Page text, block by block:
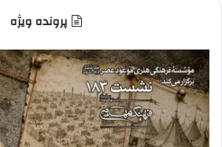
پرونده ویژه